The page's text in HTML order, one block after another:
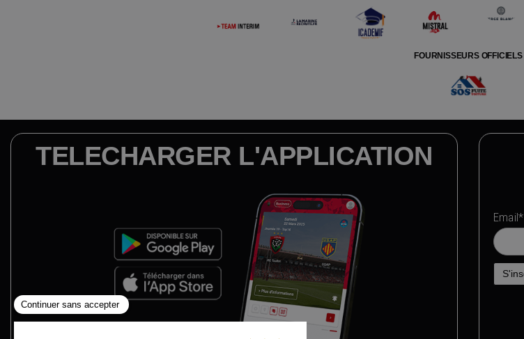
FOURNISSEURS OFFICIELS
TELECHARGER L'APPLICATION
Email*